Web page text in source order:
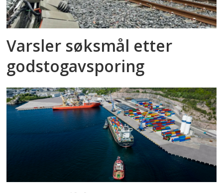
Varsler søksmål etter
godstog­avsporing